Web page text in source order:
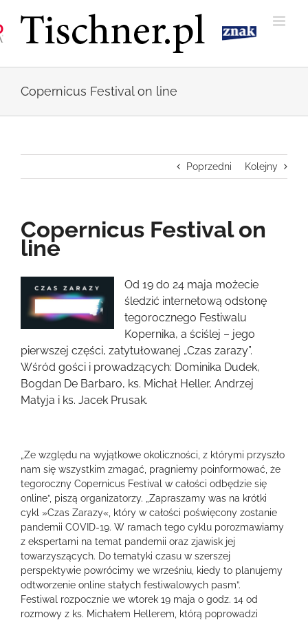
zawartości
Copernicus Festival on line
Poprzedni Kolejny
Copernicus Festival on
line
większy
obrazek
Od 19 do 24 maja możecie
śledzić internetową odsłonę
tegorocznego Festiwalu
Kopernika, a ściślej – jego
pierwszej części, zatytułowanej „Czas zarazy”.
Wśród gości i prowadzących: Dominika Dudek,
Bogdan De Barbaro, ks. Michał Heller, Andrzej
Matyja i ks. Jacek Prusak.
„Ze względu na wyjątkowe okoliczności, z którymi przyszło
nam się wszystkim zmagać, pragniemy poinformować, że
tegoroczny Copernicus Festival w całości odbędzie się
online”, piszą organizatorzy. „Zapraszamy was na krótki
cykl »Czas Zarazy«, który w całości poświęcony zostanie
pandemii COVID-19. W ramach tego cyklu porozmawiamy
z ekspertami na temat pandemii oraz zjawisk jej
towarzyszących. Do tematyki czasu w szerszej
perspektywie powrócimy we wrześniu, kiedy to planujemy
odtworzenie online stałych festiwalowych pasm”.
Festiwal rozpocznie we wtorek 19 maja o godz. 14 od
rozmowy z ks. Michałem Hellerem, którą poprowadzi